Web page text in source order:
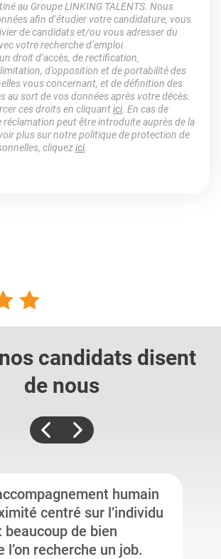
au Groupe LINKING TALENTS. Nous
afin d’étudier votre candidature, vous
de candidats et/ou vous adresser du
votre recherche d’emploi.
droit d’accès, de rectification,
d’opposition et de portabilité des
vous concernant, et de définition des
au sort de vos données après votre décès.
ces droits en cliquantici. En cas de
peut être introduite auprès de la
plus sur notre politique de protection de
cliquezici.
candidats disent
de nous
humain
centré sur l’individu
de bien
l’on recherche un job.